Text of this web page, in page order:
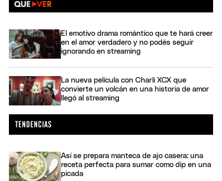
El emotivo drama romántico que te hará creer
en el amor verdadero y no podés seguir
ignorando en streaming
La nueva película con Charli XCX que
convierte un volcán en una historia de amor
llegó al streaming
Así se prepara manteca de ajo casera: una
receta perfecta para sumar como dip en una
picada